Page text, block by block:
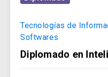
Tecnologías de
Softwares
Diplomado en